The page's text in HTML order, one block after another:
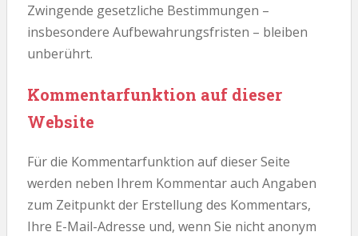
Zwingende gesetzliche Bestimmungen –
insbesondere Aufbewahrungsfristen – bleiben
unberührt.
Kommentarfunktion auf dieser
Website
Für die Kommentarfunktion auf dieser Seite
werden neben Ihrem Kommentar auch Angaben
zum Zeitpunkt der Erstellung des Kommentars,
Ihre E-Mail-Adresse und, wenn Sie nicht anonym